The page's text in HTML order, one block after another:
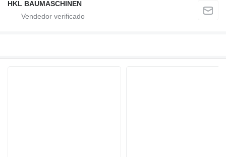
HKL BAUMASCHINEN